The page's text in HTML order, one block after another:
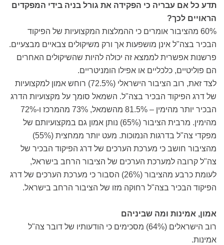
תדע כל אם עבריה כי הפקידה את גורל בניה בידי המפקדים
הראויים לכך?
60% מהציבור אומרים כי ההמלצות המקצועיות של הפיקוד
הבכיר בצה"ל אינן מושפעות אך ורק משיקולים צבאיים מבצעיים.
פרשנות אפשרית לממצא זה יכולה להיות שהשיקולים האחרים
הם פוליטיים, כלכליים או אפילו הומניטריים.
לצד זאת, רוב הציבור הישראלי (72.5%) רוחש אמון למקצועיות
של דרג הפיקוד הבכיר בצה"ל. השמאל סומך על מקצועיות הדרג
הבכיר יותר מהימין – 81.5% מהשמאל, 73% מהמרכז ו-72%
מהימין. מרבית הציבור (65%) נותן אמון גם במקצועיותם של
מפקדי צה"ל בדרגות הנמוכות. מעט יותר ממחצית (55%)
מהציבור חושב כי מערכת הערכים של דרג הפיקוד הבכיר של
צה"ל קרובה למערכת הערכים של הציבור הרחב בישראל,
לעומת כרבע מהציבור (26%) הסבור כי מערכת הערכים של דרג
הפיקוד הבכיר בצה"ל רחוקה מזו של הציבור הרחב בישראל.
אמון, אמינות ומה שביניהם
רוב הישראלים (64%) מסכימים כי הודעותיו של דובר צה"ל
אמינות.